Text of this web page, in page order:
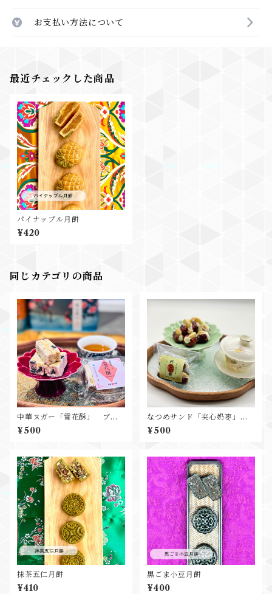
お支払い方法について
最近チェックした商品
パイナップル月餅
¥420
同じカテゴリの商品
中華ヌガー「雪花酥」 ブル
ーベリー杏仁味
¥500
なつめサンド「夹心奶枣」
カシューナッツ
¥500
抹茶五仁月餅
¥410
黒ごま小豆月餅
¥400